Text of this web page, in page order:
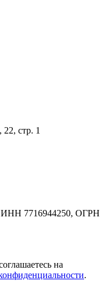
стр. 1
7716944250, ОГРН
на
.